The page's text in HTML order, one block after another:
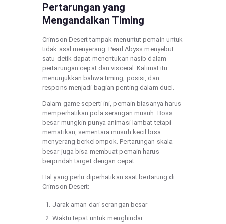
Pertarungan yang
Mengandalkan Timing
Crimson Desert tampak menuntut pemain untuk
tidak asal menyerang. Pearl Abyss menyebut
satu detik dapat menentukan nasib dalam
pertarungan cepat dan visceral. Kalimat itu
menunjukkan bahwa timing, posisi, dan
respons menjadi bagian penting dalam duel.
Dalam game seperti ini, pemain biasanya harus
memperhatikan pola serangan musuh. Boss
besar mungkin punya animasi lambat tetapi
mematikan, sementara musuh kecil bisa
menyerang berkelompok. Pertarungan skala
besar juga bisa membuat pemain harus
berpindah target dengan cepat.
Hal yang perlu diperhatikan saat bertarung di
Crimson Desert:
Jarak aman dari serangan besar
Waktu tepat untuk menghindar